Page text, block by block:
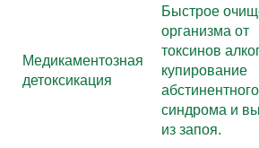
Медикаментозная
детоксикация
Быстрое
организма от
токсинов
купирование
абстинентного
синдрома и
из запоя.